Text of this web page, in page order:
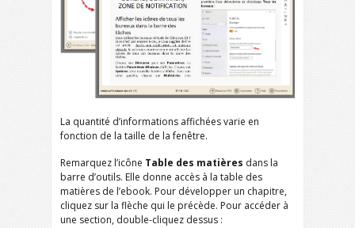
La quantité d’informations affichées varie en
fonction de la taille de la fenêtre.
Remarquez l’icône Table des matières dans la
barre d’outils. Elle donne accès à la table des
matières de l’ebook. Pour développer un chapitre,
cliquez sur la flèche qui le précède. Pour accéder à
une section, double-cliquez dessus :